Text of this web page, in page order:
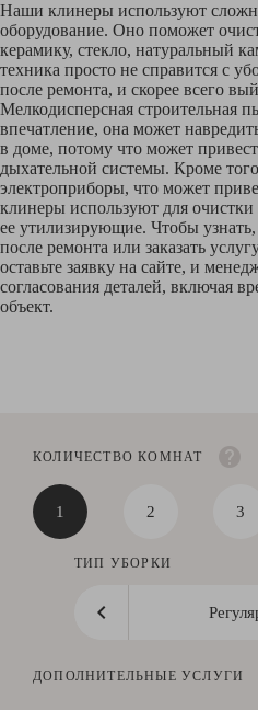
Наши клинеры используют
оборудование. Оно поможет
керамику, стекло, натуральный
техника просто не справится с
после ремонта, и скорее всего
Мелкодисперсная строительная
впечатление, она может
в доме, потому что может
дыхательной системы. Кроме
электроприборы, что может
клинеры используют для
ее утилизирующие. Чтобы узнать,
после ремонта или заказать
оставьте заявку на сайте, и
согласования деталей, включая
объект.
КОЛИЧЕСТВО КОМНАТ
1 2 3
ТИП УБОРКИ
ДОПОЛНИТЕЛЬНЫЕ УСЛУГИ